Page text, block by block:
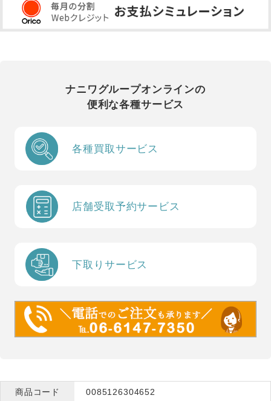
ナニワグループオンラインの
便利な各種サービス
各種買取サービス
店舗受取予約サービス
下取りサービス
商品コード 0085126304652